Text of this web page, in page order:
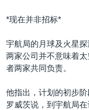
*现在并非招标*
宇航局的月球及火星
两家公司并不意味着
者两家共同负责。
他指出，计划的初步
罗威茨说，到宇航局